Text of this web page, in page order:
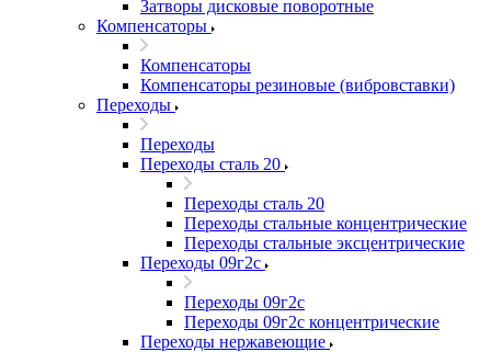
Затворы дисковые поворотные
Компенсаторы
Компенсаторы
Компенсаторы резиновые (вибровставки)
Переходы
Переходы
Переходы сталь 20
Переходы сталь 20
Переходы стальные концентрические
Переходы стальные эксцентрические
Переходы 09г2с
Переходы 09г2с
Переходы 09г2с концентрические
Переходы нержавеющие